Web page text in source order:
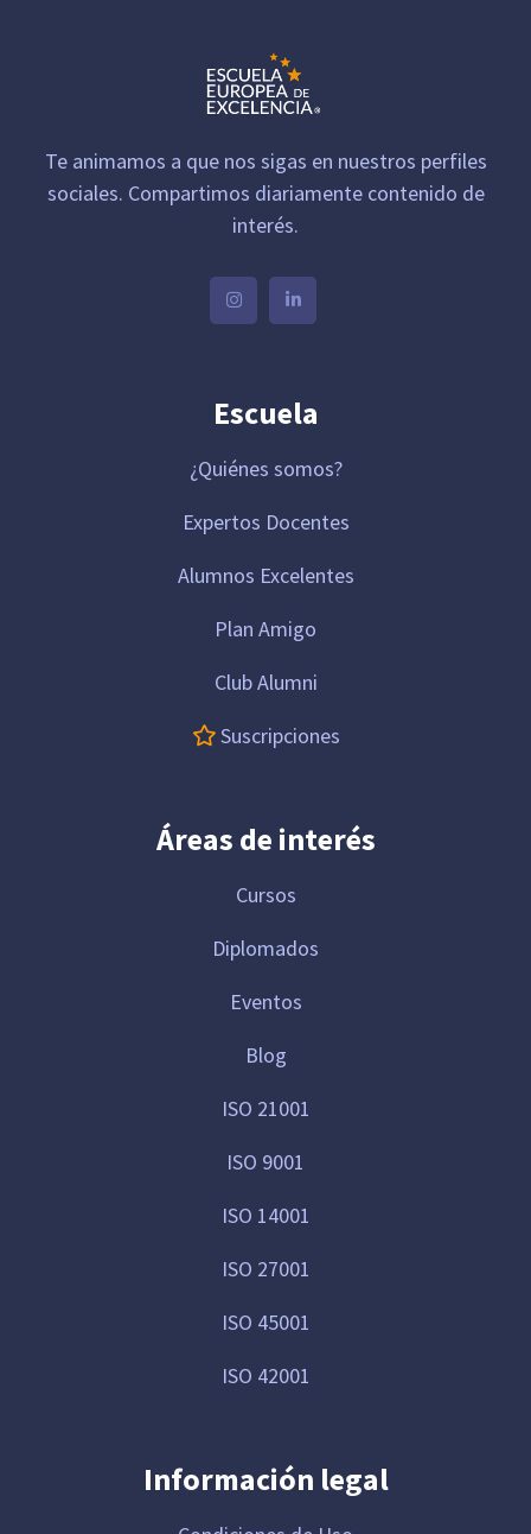
Te animamos a que nos sigas en nuestros perfiles
sociales. Compartimos diariamente contenido de
interés.
Escuela
¿Quiénes somos?
Expertos Docentes
Alumnos Excelentes
Plan Amigo
Club Alumni
Suscripciones
Áreas de interés
Cursos
Diplomados
Eventos
Blog
ISO 21001
ISO 9001
ISO 14001
ISO 27001
ISO 45001
ISO 42001
Información legal